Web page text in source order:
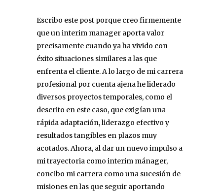
Escribo este post porque creo firmemente
que un interim manager aporta valor
precisamente cuando ya ha vivido con
éxito situaciones similares a las que
enfrenta el cliente. A lo largo de mi carrera
profesional por cuenta ajena he liderado
diversos proyectos temporales, como el
descrito en este caso, que exigían una
rápida adaptación, liderazgo efectivo y
resultados tangibles en plazos muy
acotados. Ahora, al dar un nuevo impulso a
mi trayectoria como interim mánager,
concibo mi carrera como una sucesión de
misiones en las que seguir aportando